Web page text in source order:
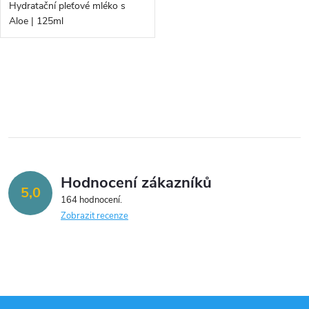
d
u
ů
d
t
ů
Hydratační pleťové mléko s
Aloe | 125ml
l
d
a
p
5,0 Hodnocení zákazníků
164 hodnocení
Zobrazit recenze